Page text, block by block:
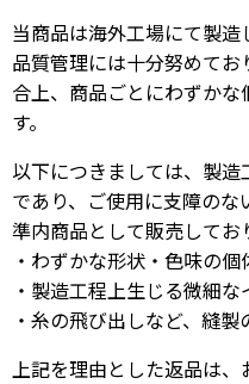
当商品は海外工場にて製造
品質管理には十分努めて
合上、商品ごとにわずか
す。
以下につきましては、製
であり、ご使用に支障の
準内商品として販売してお
・わずかな形状・色味の個
・製造工程上生じる微細
・糸の飛び出しなど、縫
上記を理由とした返品は、